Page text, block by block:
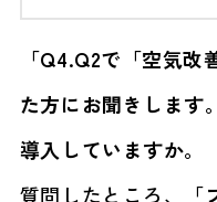
「Q4.Q2で「空気
た方にお聞きします
導入していますか。
質問したところ、